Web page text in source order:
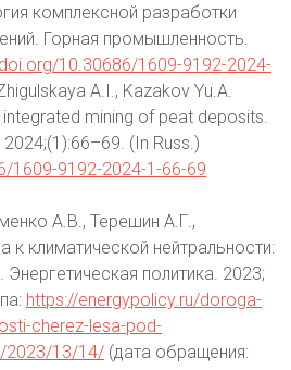
комплексной разработки
Горная промышленность.
10.30686/1609-9192-2024-
A.I., Kazakov Yu.A.
mining of peat deposits.
(In Russ.)
1609-9192-2024-1-66-69
А.В., Терешин А.Г.,
климатической нейтральности:
политика. 2023;
https://energypolicy.ru/doroga-
cherez-lesa-pod-
2023/13/14/ (дата обращения: